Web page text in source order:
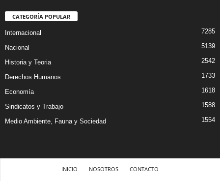
CATEGORÍA POPULAR
Internacional 7285
Nacional 5139
Historia y Teoria 2542
Derechos Humanos 1733
Economía 1618
Sindicatos y Trabajo 1588
Medio Ambiente, Fauna y Sociedad 1554
INICIO NOSOTROS
CONTACTO